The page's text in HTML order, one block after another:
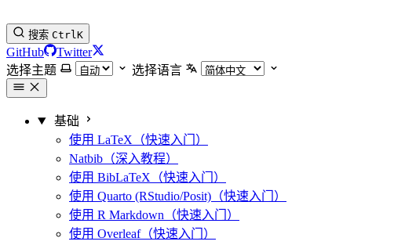
搜索 CtrlK
GitHub
Twitter
选择主题
选择语言
基础
使用 LaTeX（快速入门）
Natbib（深入教程）
使用 BibLaTeX（快速入门）
使用 Quarto (RStudio/Posit)（快速入门）
使用 R Markdown（快速入门）
使用 Overleaf（快速入门）